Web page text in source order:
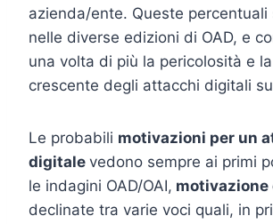
azienda/ente. Queste percentuali
nelle diverse edizioni di OAD, e
una volta di più la pericolosità e
crescente degli attacchi digitali
Le probabili motivazioni per un
digitale vedono sempre ai primi
le indagini OAD/OAI, motivazione
declinate tra varie voci quali, in